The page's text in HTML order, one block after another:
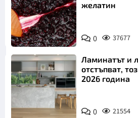
желатин
0 37677
Ламинатът и
отстъпват,
2026 година
0 21554